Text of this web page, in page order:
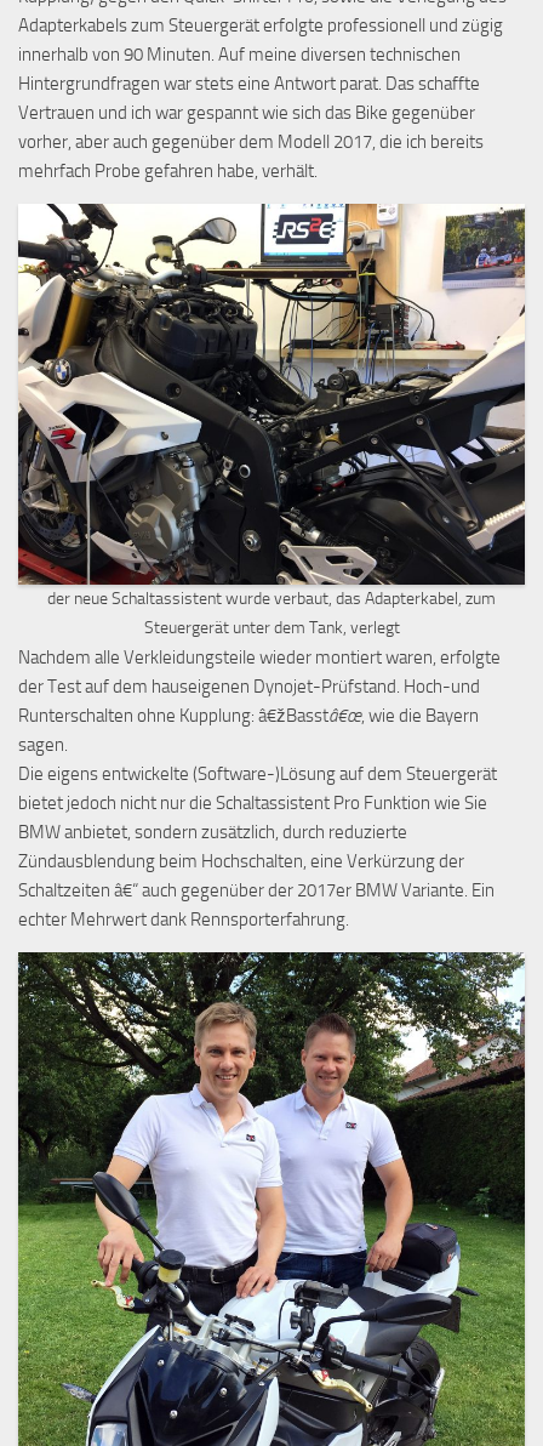
Adapterkabels zum Steuergerät erfolgte professionell und zügig
innerhalb von 90 Minuten. Auf meine diversen technischen
Hintergrundfragen war stets eine Antwort parat. Das schaffte
Vertrauen und ich war gespannt wie sich das Bike gegenüber
vorher, aber auch gegenüber dem Modell 2017, die ich bereits
mehrfach Probe gefahren habe, verhält.
der neue Schaltassistent wurde verbaut, das Adapterkabel, zum
Steuergerät unter dem Tank, verlegt
Nachdem alle Verkleidungsteile wieder montiert waren, erfolgte
der Test auf dem hauseigenen Dynojet-Prüfstand. Hoch-und
Runterschalten ohne Kupplung: â€žBasstâ€œ, wie die Bayern
sagen.
Die eigens entwickelte (Software-)Lösung auf dem Steuergerät
bietet jedoch nicht nur die Schaltassistent Pro Funktion wie Sie
BMW anbietet, sondern zusätzlich, durch reduzierte
Zündausblendung beim Hochschalten, eine Verkürzung der
Schaltzeiten â€“ auch gegenüber der 2017er BMW Variante. Ein
echter Mehrwert dank Rennsporterfahrung.